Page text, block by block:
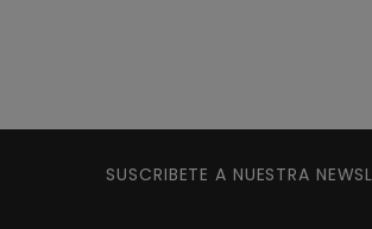
SUSCRIBETE A NUESTRA